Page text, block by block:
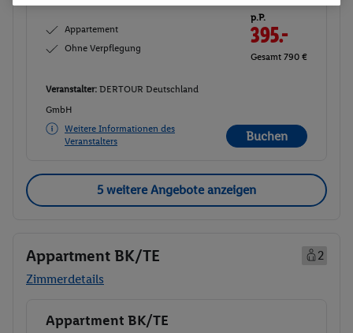
Appartement
Ohne Verpflegung
p.P.
395.-
Gesamt 790 €
Veranstalter: DERTOUR Deutschland
GmbH
Weitere Informationen des
Veranstalters
Buchen
5 weitere Angebote anzeigen
Appartment BK/TE
2
Zimmerdetails
Buchen
Appartment BK/TE